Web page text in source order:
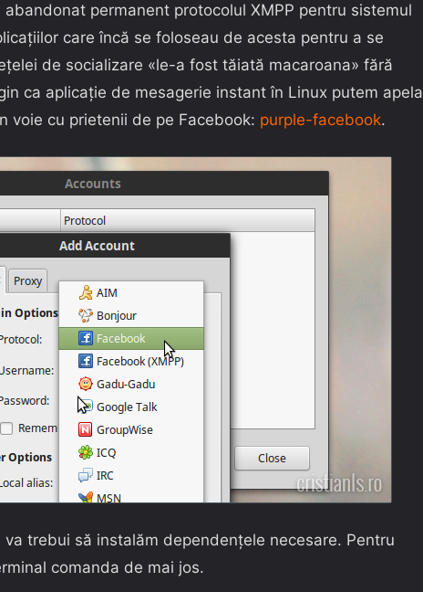
permanent protocolul XMPP pentru sistemul
care încă se foloseau de acesta pentru a se
de socializare «le-a fost tăiată macaroana» fără
ca aplicație de mesagerie instant în Linux putem apela
voie cu prietenii de pe Facebook: purple-facebook.
trebui să instalăm dependențele necesare. Pentru
comanda de mai jos.